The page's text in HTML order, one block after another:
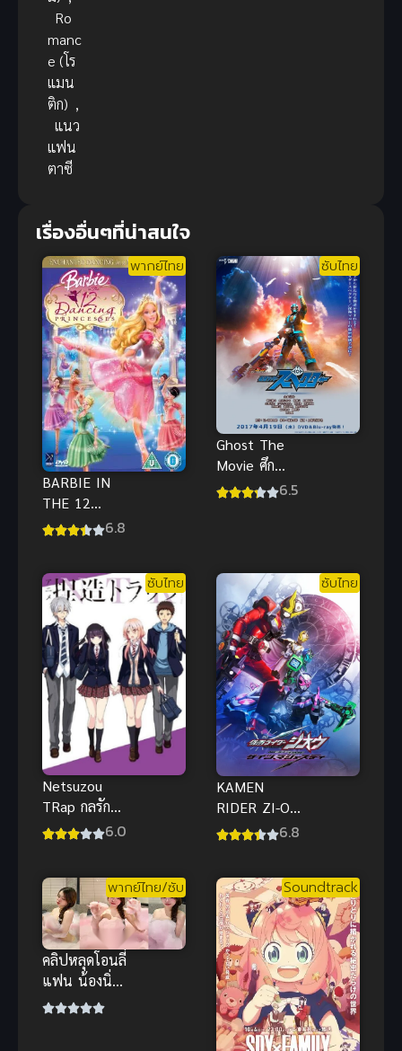
Ro
manc
e (โร
แมน
ติก) ,
แนว
แฟน
ตาซี
เรื่องอื่นๆที่น่าสนใจ
พากย์ไทย
BARBIE IN
THE 12
DANCING
ใน 12 เจ้า
หญิงเริงระบำ
พากย์ไทย
6.8
ซับไทย
Ghost The
Movie ศึก
100 อายคอน
6.5
ซับไทย
Netsuzou
TRap กลรัก
กับดักลวง 6.0
ซับไทย
KAMEN
RIDER ZI-O
NEXT TIME
ไทย
6.8
พากย์ไทย/ซับ
คลิปหลุดโอนลี่
แฟน น้องนิ่ม
สาวหมวยหน้า
Soundtrack